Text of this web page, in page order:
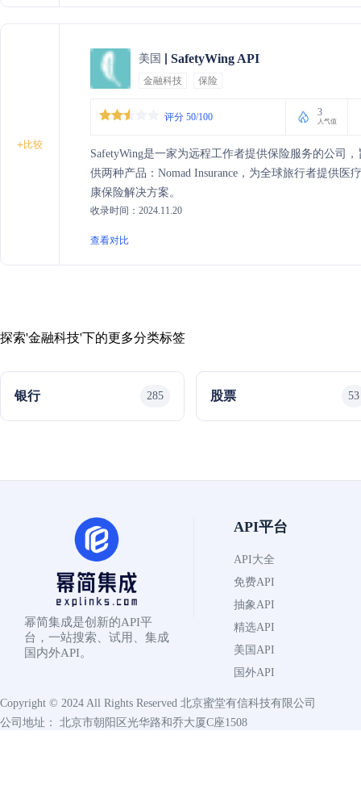
+比较
美国 SafetyWing API
金融科技 保险
评分 50/100 3
人气值
SafetyWing是一家为远程工作者提供保险服务的公司
供两种产品：Nomad Insurance，为全球旅行者提供医
康保险解决方案。
收录时间：2024.11.20
查看对比
探索'金融科技'下的更多分类标签
银行 285 股票 53
幂简集成是创新的API平
台，一站搜索、试用、集成
国内外API。
API平台
API大全
免费API
抽象API
精选API
美国API
国外API
Copyright © 2024 All Rights Reserved 北京蜜堂有信科技有限公司
公司地址： 北京市朝阳区光华路和乔大厦C座1508